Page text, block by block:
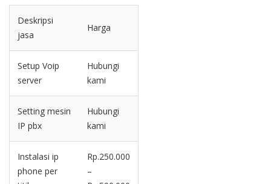
Deskripsi
jasa
Harga
Setup Voip
server
Hubungi
kami
Setting mesin
IP pbx
Hubungi
kami
Instalasi ip
phone per
Rp.250.000
–